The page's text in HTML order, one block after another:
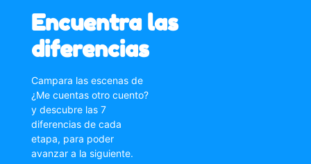
Encuentra las
diferencias
Campara las escenas de
¿Me cuentas otro cuento?
y descubre las 7
diferencias de cada
etapa, para poder
avanzar a la siguiente.